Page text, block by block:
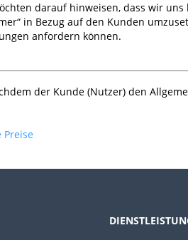
darauf hinweisen, dass wir
in Bezug auf den Kunden
anfordern können.
der Kunde (Nutzer) den
Preise